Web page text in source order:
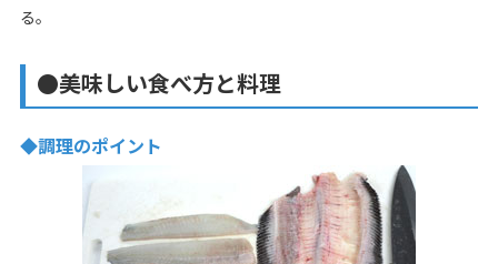
る。
●美味しい食べ方と料理
◆調理のポイント